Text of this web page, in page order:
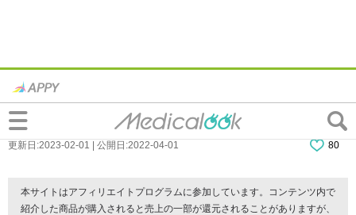
楽にするには？子どもが鼻づまりで寝付け
ない。寝かせ方・ツボで鼻水対策
更新日:2023-02-01 | 公開日:2022-04-01 80
本サイトはアフィリエイトプログラムに参加しています。コンテンツ内で
紹介した商品が購入されると売上の一部が還元されることがありますが、